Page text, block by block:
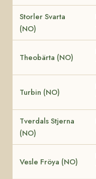
Storler Svarta
(NO)
Theobärta (NO)
Turbin (NO)
Tverdals Stjerna
(NO)
Vesle Fröya (NO)